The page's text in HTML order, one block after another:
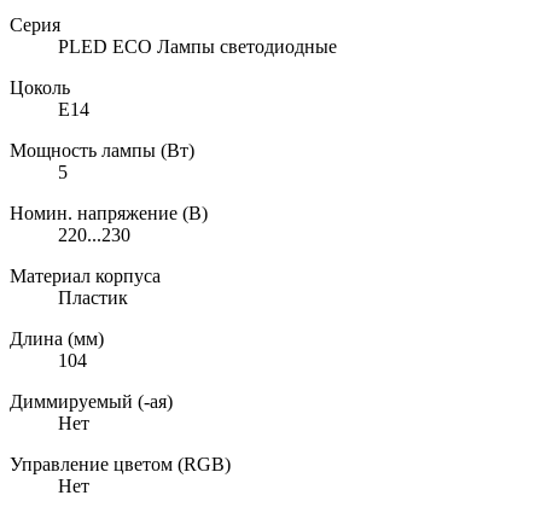
Серия
PLED ECO Лампы светодиодные
Цоколь
E14
Мощность лампы (Вт)
5
Номин. напряжение (В)
220...230
Материал корпуса
Пластик
Длина (мм)
104
Диммируемый (-ая)
Нет
Управление цветом (RGB)
Нет